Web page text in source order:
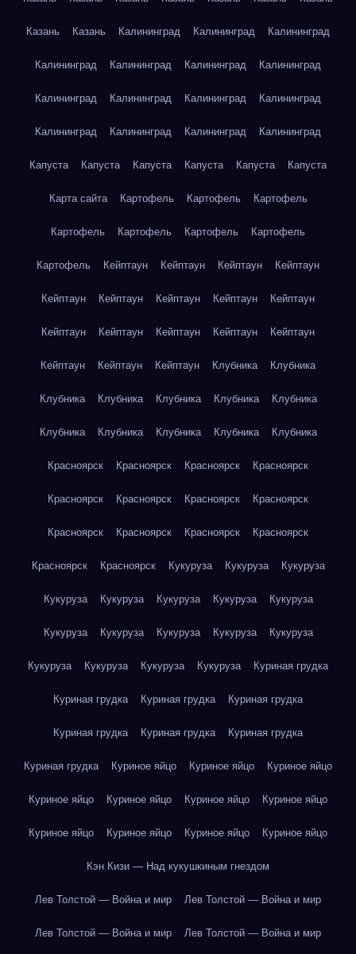
Казань Казань Калининград Калининград Калининград
Калининград Калининград Калининград Калининград
Калининград Калининград Калининград Калининград
Калининград Калининград Калининград Калининград
Капуста Капуста Капуста Капуста Капуста Капуста
Карта сайта Картофель Картофель Картофель
Картофель Картофель Картофель Картофель
Картофель Кейптаун Кейптаун Кейптаун Кейптаун
Кейптаун Кейптаун Кейптаун Кейптаун Кейптаун
Кейптаун Кейптаун Кейптаун Кейптаун Кейптаун
Кейптаун Кейптаун Кейптаун Клубника Клубника
Клубника Клубника Клубника Клубника Клубника
Клубника Клубника Клубника Клубника Клубника
Красноярск Красноярск Красноярск Красноярск
Красноярск Красноярск Красноярск Красноярск
Красноярск Красноярск Красноярск Красноярск
Красноярск Красноярск Кукуруза Кукуруза Кукуруза
Кукуруза Кукуруза Кукуруза Кукуруза Кукуруза
Кукуруза Кукуруза Кукуруза Кукуруза Кукуруза
Кукуруза Кукуруза Кукуруза Кукуруза Куриная грудка
Куриная грудка Куриная грудка Куриная грудка
Куриная грудка Куриная грудка Куриная грудка
Куриная грудка Куриное яйцо Куриное яйцо Куриное яйцо
Куриное яйцо Куриное яйцо Куриное яйцо Куриное яйцо
Куриное яйцо Куриное яйцо Куриное яйцо Куриное яйцо
Кэн Кизи — Над кукушкиным гнездом
Лев Толстой — Война и мир Лев Толстой — Война и мир
Лев Толстой — Война и мир Лев Толстой — Война и мир